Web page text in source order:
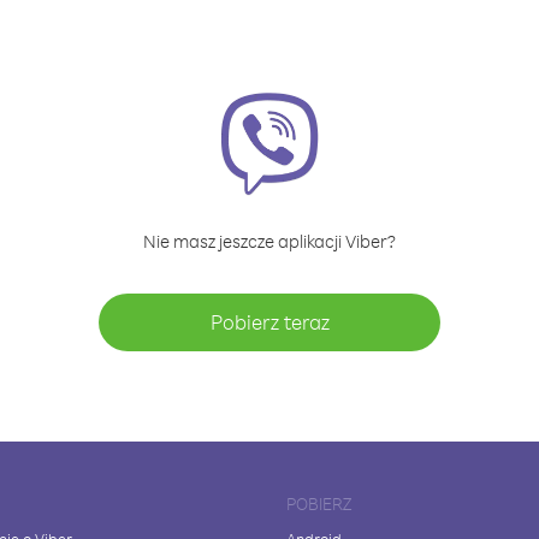
Nie masz jeszcze aplikacji Viber?
Pobierz teraz
POBIERZ